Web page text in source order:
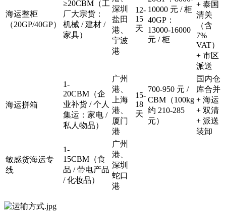
海运整柜
（20GP/40GP）
≥20CBM（工
厂大宗货：
机械 / 建材 /
家具）
深圳
盐田
港、
宁波
港
12-
15
天
10000 元 / 柜
40GP：
13000-16000
元 / 柜
+ 泰国
清关
（含
7%
VAT）
+ 市区
派送
海运拼箱
1-
20CBM（企
业补货 / 个人
集运：家电 /
私人物品）
广州
港、
上海
港、
厦门
港
15-
18
天
700-950 元 /
CBM（100kg
约 210-285
元）
国内仓
库合并
+ 海运
+ 双清
+ 派送
装卸
敏感货海运专
线
1-
15CBM（食
品 / 带电产品
/ 化妆品）
广州
港、
深圳
蛇口
港